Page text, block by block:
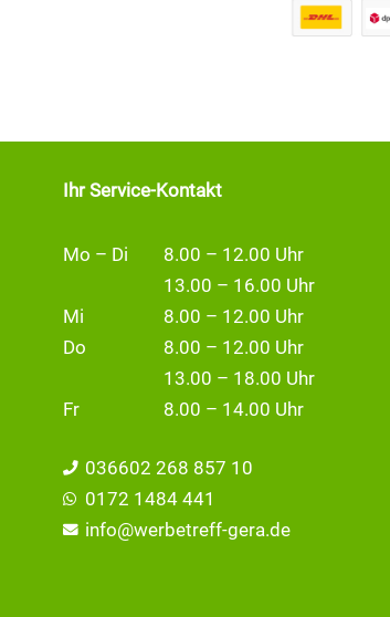
Ihr Service-Kontakt
Mo – Di
8.00 – 12.00 Uhr
13.00 – 16.00 Uhr
Mi
8.00 – 12.00 Uhr
Do
8.00 – 12.00 Uhr
13.00 – 18.00 Uhr
Fr
8.00 – 14.00 Uhr
036602 268 857 10
0172 1484 441
info@werbetreff-gera.de